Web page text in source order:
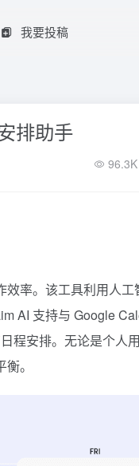
我要投稿
排助手
96.3K
率。该工具利用人工
AI 支持与 Google
程安排。无论是个人
。